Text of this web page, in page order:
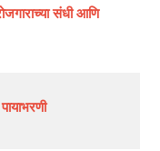
संधी आणि